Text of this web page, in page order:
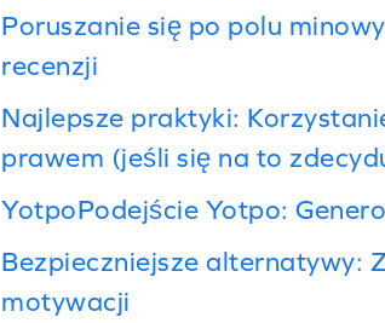
Poruszanie się po polu
recenzji
Najlepsze praktyki:
prawem (jeśli się na to
YotpoPodejście Yotpo:
Bezpieczniejsze alternatywy:
motywacji